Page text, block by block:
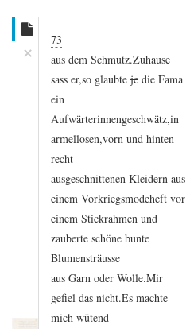
×
73
aus dem Schmutz.Zuhause
sass er,so glaubte je die Fama
ein
Aufwärterinnengeschwätz,in
armellosen,vorn und hinten
recht
ausgeschnittenen Kleidern aus
einem Vorkriegsmodeheft vor
einem Stickrahmen und
zauberte schöne bunte
Blumensträusse
aus Garn oder Wolle.Mir
gefiel das nicht.Es machte
mich wütend